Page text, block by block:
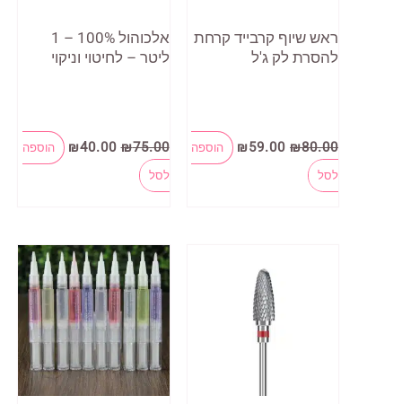
ראש שיוף קרבייד קרחת
להסרת לק ג'ל
₪80.00
המחיר
המקורי
₪59.00
המחיר
הנוכחי
הוספה
לסל
אלכוהול 100% – 1
ליטר – לחיטוי וניקוי
₪75.00
המחיר
המקורי
₪40.00
המחיר
הנוכחי
הוספה
לסל